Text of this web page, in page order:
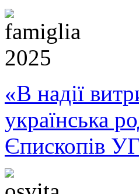
«В надії
українська
Єпископів